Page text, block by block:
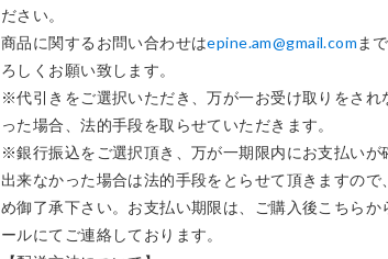
ださい。
商品に関するお問い合わせはepine.am@gmail.com ま
ろしくお願い致します。
※代引きをご選択いただき、万が一お受け取りをされ
った場合、法的手段を取らせていただきます。
※銀行振込をご選択頂き、万が一期限内にお支払いが
出来なかった場合は法的手段をとらせて頂きますので
め御了承下さい。お支払い期限は、ご購入後こちらか
ールにてご連絡しております。